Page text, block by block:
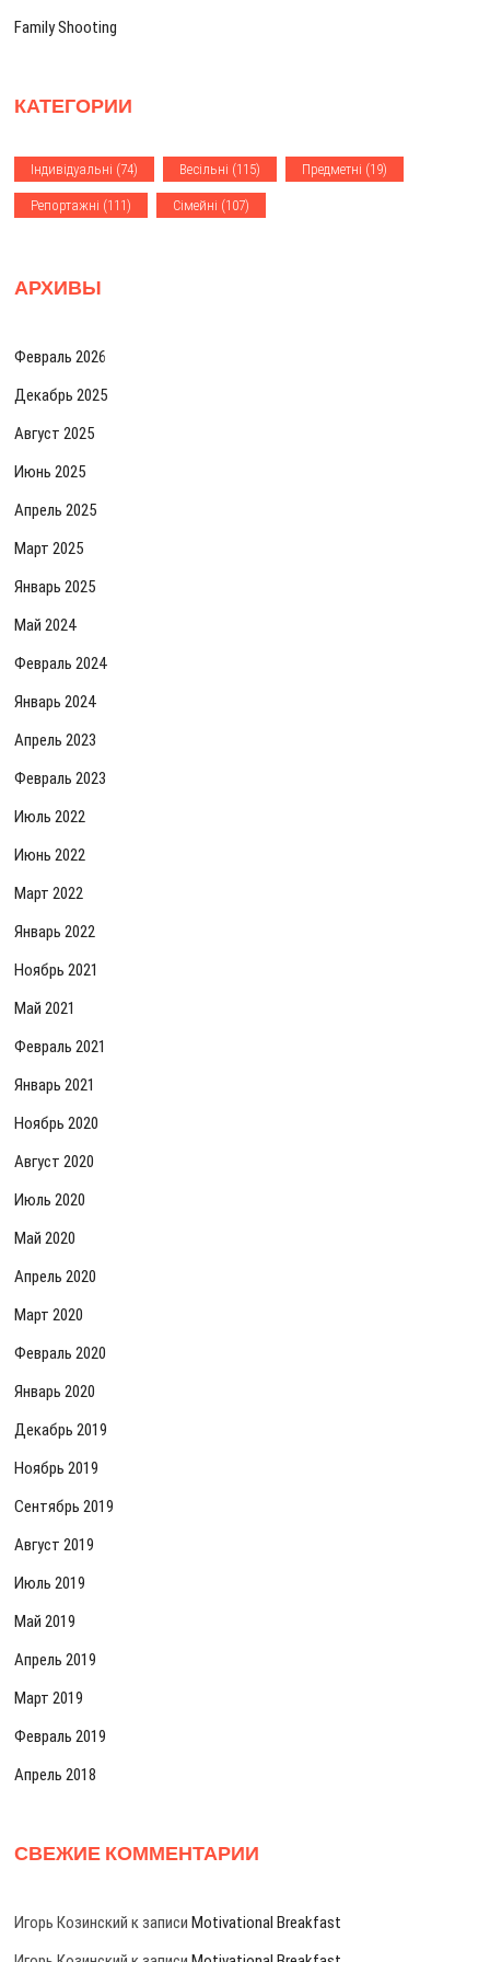
и
я
м
Family Shooting
КАТЕГОРИИ
Iндивiдуальнi (74) Весiльнi (115) Предметнi (19)
Репортажнi (111) Сiмейнi (107)
АРХИВЫ
Февраль 2026
Декабрь 2025
Август 2025
Июнь 2025
Апрель 2025
Март 2025
Январь 2025
Май 2024
Февраль 2024
Январь 2024
Апрель 2023
Февраль 2023
Июль 2022
Июнь 2022
Март 2022
Январь 2022
Ноябрь 2021
Май 2021
Февраль 2021
Январь 2021
Ноябрь 2020
Август 2020
Июль 2020
Май 2020
Апрель 2020
Март 2020
Февраль 2020
Январь 2020
Декабрь 2019
Ноябрь 2019
Сентябрь 2019
Август 2019
Июль 2019
Май 2019
Апрель 2019
Март 2019
Февраль 2019
Апрель 2018
СВЕЖИЕ КОММЕНТАРИИ
Игорь Козинский к записиMotivational Breakfast